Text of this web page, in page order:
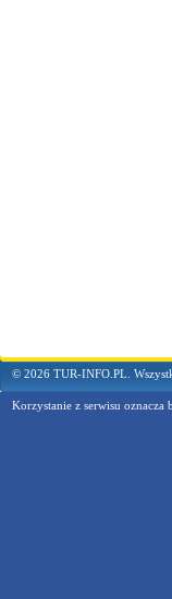
© 2026 TUR-INFO.PL.
Korzystanie z serwisu oznacza